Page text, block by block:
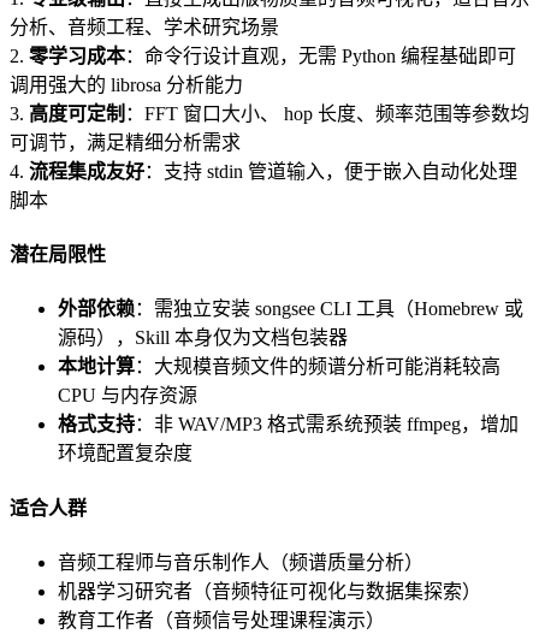
分析、音频工程、学术研究场景
2. 零学习成本：命令行设计直观，无需 Python 编程基础即可
调用强大的 librosa 分析能力
3. 高度可定制 ：FFT 窗口大小、 hop 长度、频率范围等参数均
可调节，满足精细分析需求
4. 流程集成友好：支持 stdin 管道输入，便于嵌入自动化处理
脚本
潜在局限性
外部依赖：需独立安装 songsee CLI 工具（Homebrew 或
源码），Skill 本身仅为文档包装器
本地计算：大规模音频文件的频谱分析可能消耗较高
CPU 与内存资源
格式支持：非 WAV/MP3 格式需系统预装 ffmpeg，增加
环境配置复杂度
适合人群
音频工程师与音乐制作人（频谱质量分析）
机器学习研究者（音频特征可视化与数据集探索）
教育工作者（音频信号处理课程演示）